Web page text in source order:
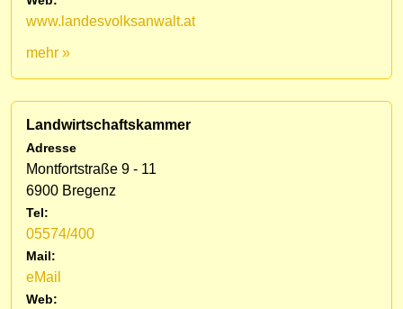
www.landesvolksanwalt.at
mehr »
Landwirtschaftskammer
Adresse
Montfortstraße 9 - 11
6900 Bregenz
Tel:
05574/400
Mail:
eMail
Web: